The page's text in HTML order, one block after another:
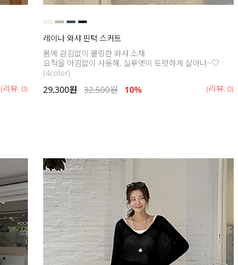
(리뷰: 0)
레이나 와샤 핀턱 스커트
몸에 감김없이 쿨링한 와샤 소재
요척을 아낌없이 사용해, 실루엣이 또렷하게 살아나~♡
(4color)
29,300원 32,500원 10% (리뷰: 0)